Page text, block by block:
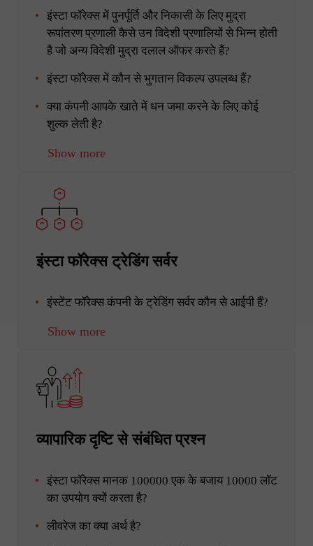
इंस्टा फॉरेक्स में पुनर्पूर्ति और निकासी के लिए मुद्रा
रूपांतरण प्रणाली कैसे उन विदेशी प्रणालियों से भिन्न होती
है जो अन्य विदेशी मुद्रा दलाल ऑफर करते हैं?
इंस्टा फॉरेक्स में कौन से भुगतान विकल्प उपलब्ध हैं?
क्या कंपनी आपके खाते में धन जमा करने के लिए कोई
शुल्क लेती है?
Show more
इंस्टा फॉरेक्स ट्रेडिंग सर्वर
इंस्टेंट फॉरेक्स कंपनी के ट्रेडिंग सर्वर कौन से आईपी हैं?
Show more
व्यापारिक दृष्टि से संबंधित प्रश्न
इंस्टा फॉरेक्स मानक 100000 एक के बजाय 10000 लॉट
का उपयोग क्यों करता है?
लीवरेज का क्या अर्थ है?